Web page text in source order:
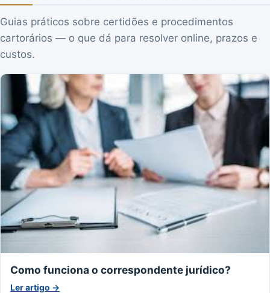
Guias práticos sobre certidões e procedimentos
cartorários — o que dá para resolver online, prazos e
custos.
Como funciona o correspondente jurídico?
Ler artigo →